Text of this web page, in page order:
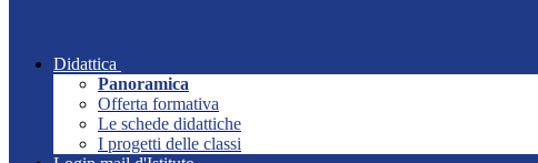
Didattica
Panoramica
Offerta formativa
Le schede didattiche
I progetti delle classi